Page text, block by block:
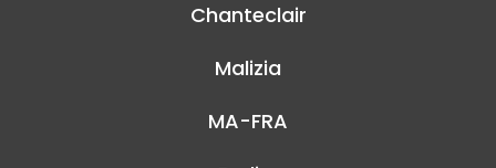
Chanteclair
Malizia
MA-FRA